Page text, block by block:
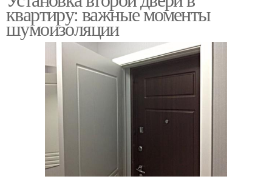
квартиру: важные моменты
шумоизоляции